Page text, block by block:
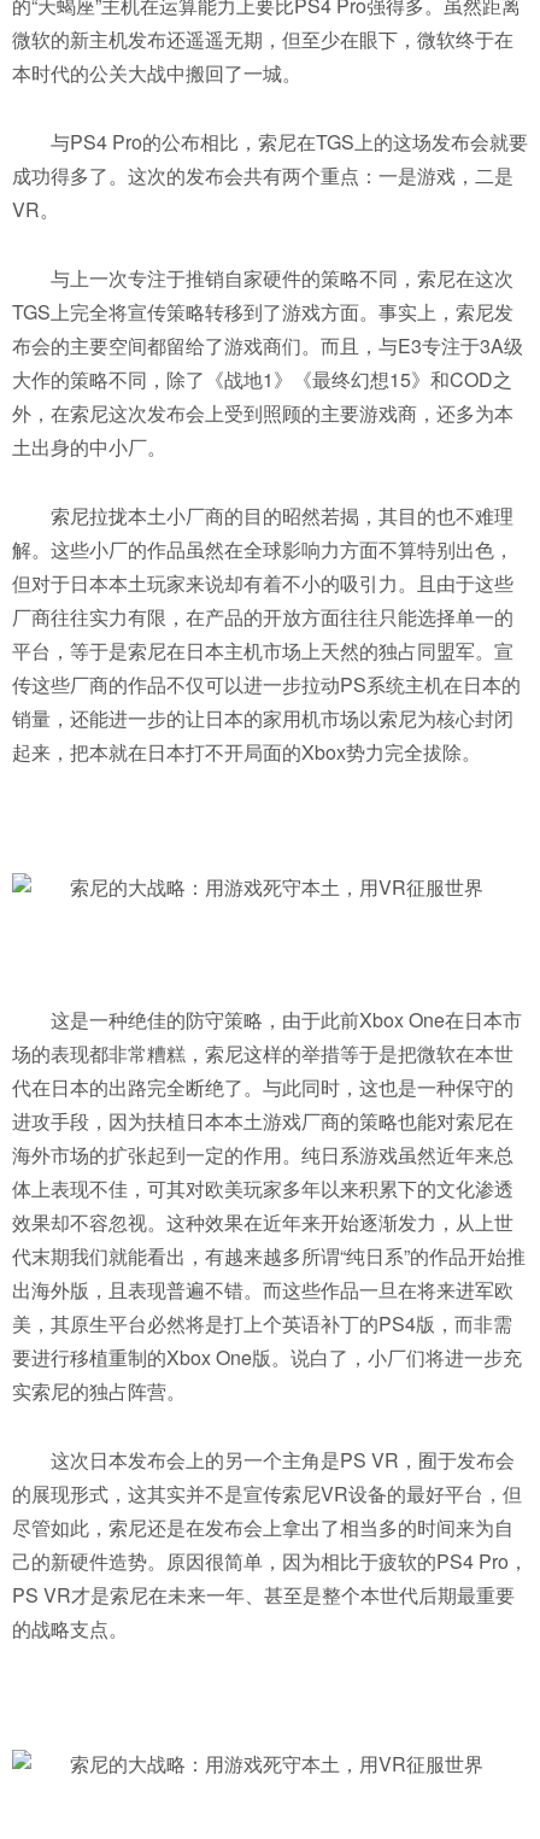
微软的新主机发布还遥遥无期，但至少在眼下，微软终于在
本时代的公关大战中搬回了一城。
与PS4 Pro的公布相比，索尼在TGS上的这场发布会就要
成功得多了。这次的发布会共有两个重点：一是游戏，二是
VR。
与上一次专注于推销自家硬件的策略不同，索尼在这次
TGS上完全将宣传策略转移到了游戏方面。事实上，索尼发
布会的主要空间都留给了游戏商们。而且，与E3专注于3A级
大作的策略不同，除了《战地1》《最终幻想15》和COD之
外，在索尼这次发布会上受到照顾的主要游戏商，还多为本
土出身的中小厂。
索尼拉拢本土小厂商的目的昭然若揭，其目的也不难理
解。这些小厂的作品虽然在全球影响力方面不算特别出色，
但对于日本本土玩家来说却有着不小的吸引力。且由于这些
厂商往往实力有限，在产品的开放方面往往只能选择单一的
平台，等于是索尼在日本主机市场上天然的独占同盟军。宣
传这些厂商的作品不仅可以进一步拉动PS系统主机在日本的
销量，还能进一步的让日本的家用机市场以索尼为核心封闭
起来，把本就在日本打不开局面的Xbox势力完全拔除。
这是一种绝佳的防守策略，由于此前Xbox One在日本市
场的表现都非常糟糕，索尼这样的举措等于是把微软在本世
代在日本的出路完全断绝了。与此同时，这也是一种保守的
进攻手段，因为扶植日本本土游戏厂商的策略也能对索尼在
海外市场的扩张起到一定的作用。纯日系游戏虽然近年来总
体上表现不佳，可其对欧美玩家多年以来积累下的文化渗透
效果却不容忽视。这种效果在近年来开始逐渐发力，从上世
代末期我们就能看出，有越来越多所谓“纯日系”的作品开始推
出海外版，且表现普遍不错。而这些作品一旦在将来进军欧
美，其原生平台必然将是打上个英语补丁的PS4版，而非需
要进行移植重制的Xbox One版。说白了，小厂们将进一步充
实索尼的独占阵营。
这次日本发布会上的另一个主角是PS VR，囿于发布会
的展现形式，这其实并不是宣传索尼VR设备的最好平台，但
尽管如此，索尼还是在发布会上拿出了相当多的时间来为自
己的新硬件造势。原因很简单，因为相比于疲软的PS4 Pro，
PS VR才是索尼在未来一年、甚至是整个本世代后期最重要
的战略支点。